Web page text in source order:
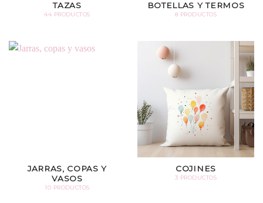
TAZAS
44 PRODUCTOS
BOTELLAS Y TERMOS
8 PRODUCTOS
JARRAS, COPAS Y
VASOS
10 PRODUCTOS
COJINES
3 PRODUCTOS